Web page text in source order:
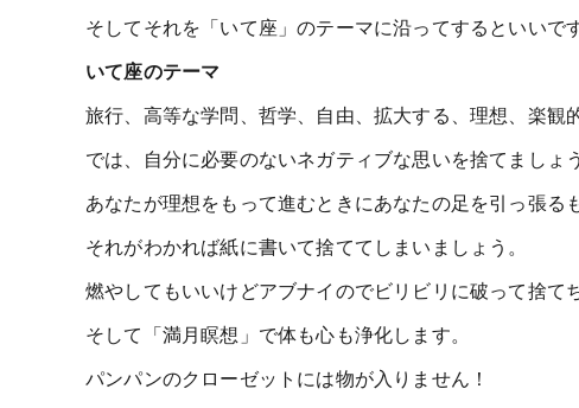
そしてそれを「いて座」のテーマに沿ってするといいです
いて座のテーマ
旅行、高等な学問、哲学、自由、拡大する、理想、楽観
では、自分に必要のないネガティブな思いを捨てましょ
あなたが理想をもって進むときにあなたの足を引っ張る
それがわかれば紙に書いて捨ててしまいましょう。
燃やしてもいいけどアブナイのでビリビリに破って捨て
そして「満月瞑想」で体も心も浄化します。
パンパンのクローゼットには物が入りません！